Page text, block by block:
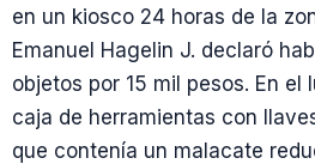
en un kiosco 24 horas de la
Emanuel Hagelin J. declaró
objetos por 15 mil pesos. En el
caja de herramientas con
que contenía un malacate